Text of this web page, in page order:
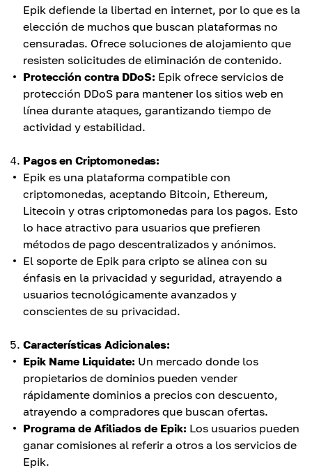
Epik defiende la libertad en internet, por lo que es la
elección de muchos que buscan plataformas no
censuradas. Ofrece soluciones de alojamiento que
resisten solicitudes de eliminación de contenido.
Protección contra DDoS: Epik ofrece servicios de
protección DDoS para mantener los sitios web en
línea durante ataques, garantizando tiempo de
actividad y estabilidad.
Pagos en Criptomonedas:
Epik es una plataforma compatible con
criptomonedas, aceptando Bitcoin, Ethereum,
Litecoin y otras criptomonedas para los pagos. Esto
lo hace atractivo para usuarios que prefieren
métodos de pago descentralizados y anónimos.
El soporte de Epik para cripto se alinea con su
énfasis en la privacidad y seguridad, atrayendo a
usuarios tecnológicamente avanzados y
conscientes de su privacidad.
Características Adicionales:
Epik Name Liquidate: Un mercado donde los
propietarios de dominios pueden vender
rápidamente dominios a precios con descuento,
atrayendo a compradores que buscan ofertas.
Programa de Afiliados de Epik: Los usuarios pueden
ganar comisiones al referir a otros a los servicios de
Epik.